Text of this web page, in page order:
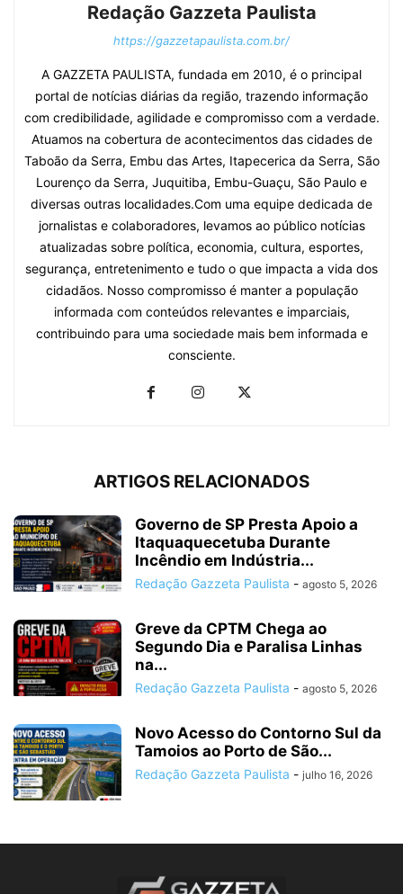
Redação Gazzeta Paulista
https://gazzetapaulista.com.br/
A GAZZETA PAULISTA, fundada em 2010, é o principal
portal de notícias diárias da região, trazendo informação
com credibilidade, agilidade e compromisso com a verdade.
Atuamos na cobertura de acontecimentos das cidades de
Taboão da Serra, Embu das Artes, Itapecerica da Serra, São
Lourenço da Serra, Juquitiba, Embu-Guaçu, São Paulo e
diversas outras localidades.Com uma equipe dedicada de
jornalistas e colaboradores, levamos ao público notícias
atualizadas sobre política, economia, cultura, esportes,
segurança, entretenimento e tudo o que impacta a vida dos
cidadãos. Nosso compromisso é manter a população
informada com conteúdos relevantes e imparciais,
contribuindo para uma sociedade mais bem informada e
consciente.
ARTIGOS RELACIONADOS
Governo de SP Presta Apoio a
Itaquaquecetuba Durante
Incêndio em Indústria...
Redação Gazzeta Paulista - agosto 5, 2026
Greve da CPTM Chega ao
Segundo Dia e Paralisa Linhas
na...
Redação Gazzeta Paulista - agosto 5, 2026
Novo Acesso do Contorno Sul da
Tamoios ao Porto de São...
Redação Gazzeta Paulista - julho 16, 2026